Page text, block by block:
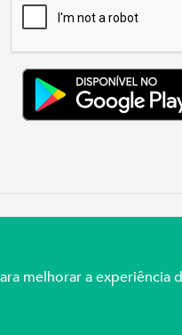
melhorar a experiência
| (51) 3027.3737